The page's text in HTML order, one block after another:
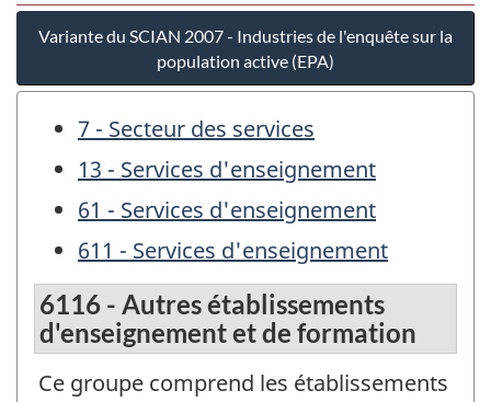
Variante du SCIAN 2007 - Industries de l'enquête sur la
population active (EPA)
7 - Secteur des services
13 - Services d'enseignement
61 - Services d'enseignement
611 - Services d'enseignement
6116 - Autres établissements
d'enseignement et de formation
Ce groupe comprend les établissements